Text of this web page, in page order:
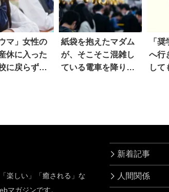
マ」女性の
休に入った
に戻らず…
紙袋を抱えたマダム
が、そこそこ混雑し
ている電車を降りる
「
へ行
して
楽しい」「癒される」な
マガジンです。
新着記事
人間関係